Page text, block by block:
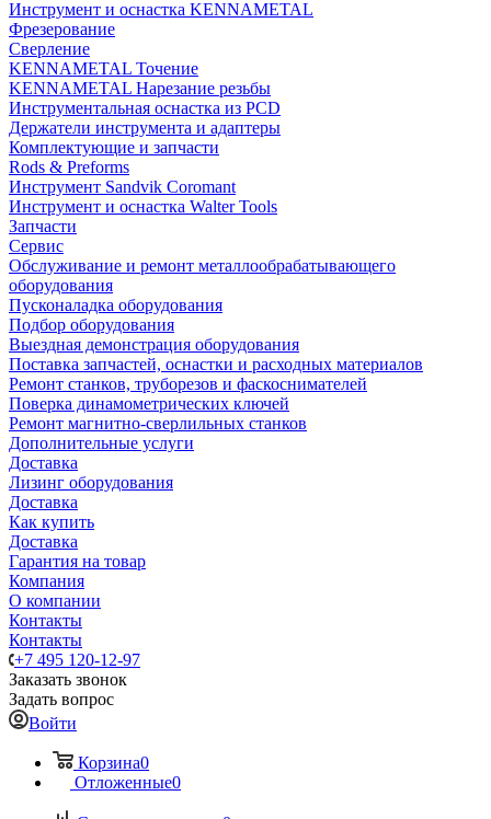
Инструмент и оснастка KENNAMETAL
Фрезерование
Сверление
KENNAMETAL Точение
KENNAMETAL Нарезание резьбы
Инструментальная оснастка из PCD
Держатели инструмента и адаптеры
Комплектующие и запчасти
Rods & Preforms
Инструмент Sandvik Coromant
Инструмент и оснастка Walter Tools
Запчасти
Сервис
Обслуживание и ремонт металлообрабатывающего
оборудования
Пусконаладка оборудования
Подбор оборудования
Выездная демонстрация оборудования
Поставка запчастей, оснастки и расходных материалов
Ремонт станков, труборезов и фаскоснимателей
Поверка динамометрических ключей
Ремонт магнитно-сверлильных станков
Дополнительные услуги
Доставка
Лизинг оборудования
Доставка
Как купить
Доставка
Гарантия на товар
Компания
О компании
Контакты
Контакты
+7 495 120-12-97
Заказать звонок
Задать вопрос
Войти
Корзина0
Отложенные0